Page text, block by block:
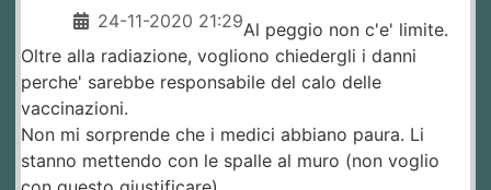
24-11-2020 21:29Al peggio non c'e' limite.
Oltre alla radiazione, vogliono chiedergli i danni
perche' sarebbe responsabile del calo delle
vaccinazioni.
Non mi sorprende che i medici abbiano paura. Li
stanno mettendo con le spalle al muro (non voglio